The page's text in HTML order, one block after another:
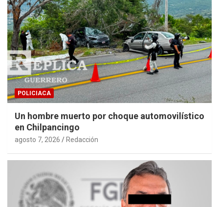
POLICIACA
Un hombre muerto por choque automovilístico
en Chilpancingo
agosto 7, 2026 Redacción